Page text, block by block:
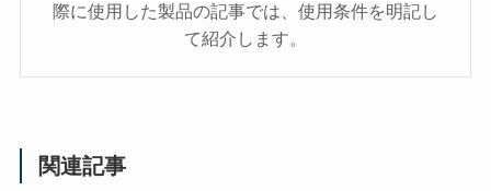
際に使用した製品の記事では、使用条件を明記し
て紹介します。
関連記事